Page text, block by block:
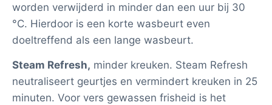
worden verwijderd in minder dan een uur bij 30
°C. Hierdoor is een korte wasbeurt even
doeltreffend als een lange wasbeurt.
Steam Refresh, minder kreuken. Steam Refresh
neutraliseert geurtjes en vermindert kreuken in 25
minuten. Voor vers gewassen frisheid is het